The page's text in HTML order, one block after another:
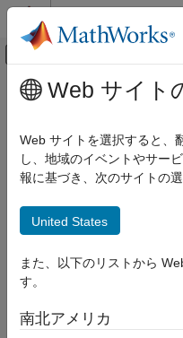
コンテンツへスキップ
オフキャンバ
リソース
ステータス
メインコンテンツ
Web サイト
Web サイトを選択すると、
し、地域のイベントやサー
報に基づき、次のサイトの
United States
また、以下のリストから
す。
南北アメリカ